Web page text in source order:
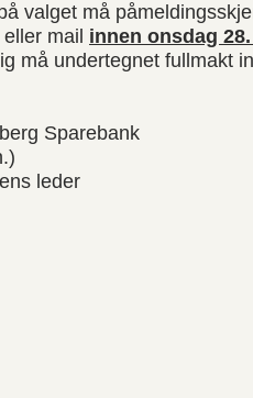
valget må
mail innen onsdag
må undertegnet fullmakt
Sparebank
leder